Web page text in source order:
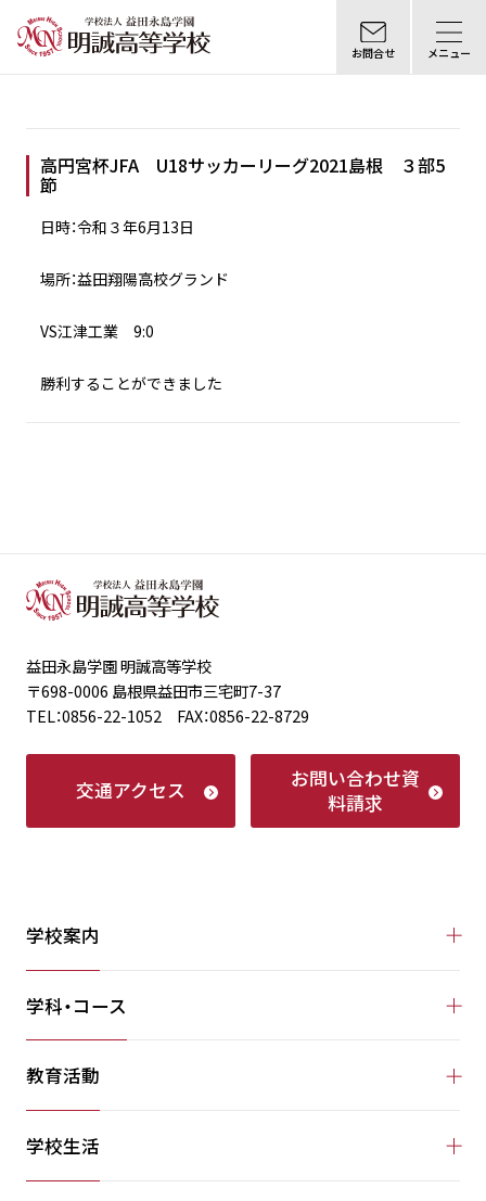
お問合せ メニュー
高円宮杯JFA U18サッカーリーグ2021島根 ３部5
節
日時：令和３年6月13日
場所：益田翔陽高校グランド
VS江津工業 9:0
勝利することができました
益田永島学園 明誠高等学校
〒698-0006 島根県益田市三宅町7-37
TEL：0856-22-1052 FAX：0856-22-8729
交通アクセス お問い合わせ資
料請求
学校案内
学科・コース
教育活動
学校生活